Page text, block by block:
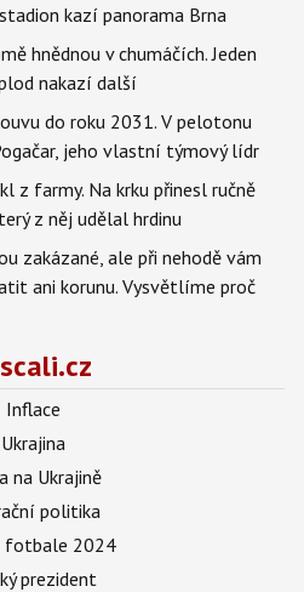
kazí panorama Brna
hnědnou v chumáčích. Jeden
nakazí další
do roku 2031. V pelotonu
jeho vlastní týmový lídr
z farmy. Na krku přinesl ručně
z něj udělal hrdinu
zakázané, ale při nehodě vám
ani korunu. Vysvětlíme proč
Inflace
Ukrajina
na Ukrajině
politika
fotbale 2024
prezident